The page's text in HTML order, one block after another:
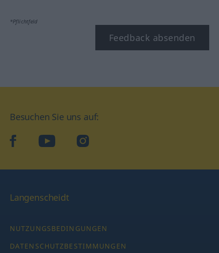
*Pflichtfeld
Feedback absenden
Besuchen Sie uns auf:
facebookYouTube Instagram
Langenscheidt
NUTZUNGSBEDINGUNGEN
DATENSCHUTZBESTIMMUNGEN